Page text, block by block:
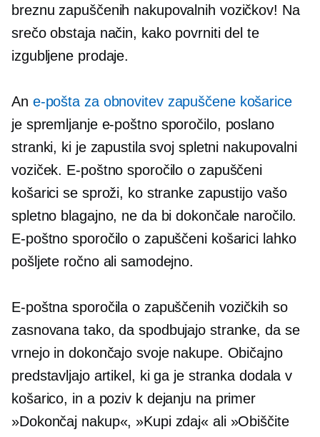
breznu zapuščenih nakupovalnih vozičkov! Na
srečo obstaja način, kako povrniti del te
izgubljene prodaje.
An e-pošta za obnovitev zapuščene košarice
je spremljanjee-poštno sporočilo, poslano
stranki, ki je zapustila svoj spletni nakupovalni
voziček. E-poštno sporočilo o zapuščeni
košarici se sproži, ko stranke zapustijo vašo
spletno blagajno, ne da bi dokončale naročilo.
E-poštno sporočilo o zapuščeni košarici lahko
pošljete ročno ali samodejno.
E-poštna sporočila o zapuščenih vozičkih so
zasnovana tako, da spodbujajo stranke, da se
vrnejo in dokončajo svoje nakupe. Običajno
predstavljajo artikel, ki ga je stranka dodala v
košarico, in a poziv k dejanju na primer
»Dokončaj nakup«, »Kupi zdaj« ali »Obiščite